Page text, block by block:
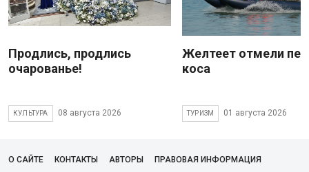
Продлись, продлись
очарованье!
КУЛЬТУРА 08 августа 2026
Желтеет отмели
коса
ТУРИЗМ 01 августа 2026
О САЙТЕ КОНТАКТЫ АВТОРЫ ПРАВОВАЯ ИНФОРМАЦИЯ